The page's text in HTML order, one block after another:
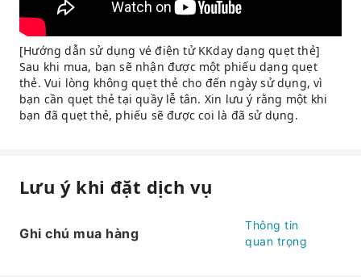
[Hướng dẫn sử dụng vé điện tử KKday dạng quẹt thẻ]
Sau khi mua, bạn sẽ nhận được một phiếu dạng quẹt
thẻ. Vui lòng không quẹt thẻ cho đến ngày sử dụng, vì
bạn cần quẹt thẻ tại quầy lễ tân. Xin lưu ý rằng một khi
bạn đã quẹt thẻ, phiếu sẽ được coi là đã sử dụng.
Lưu ý khi đặt dịch vụ
Ghi chú mua hàng
Thông tin
quan trọng